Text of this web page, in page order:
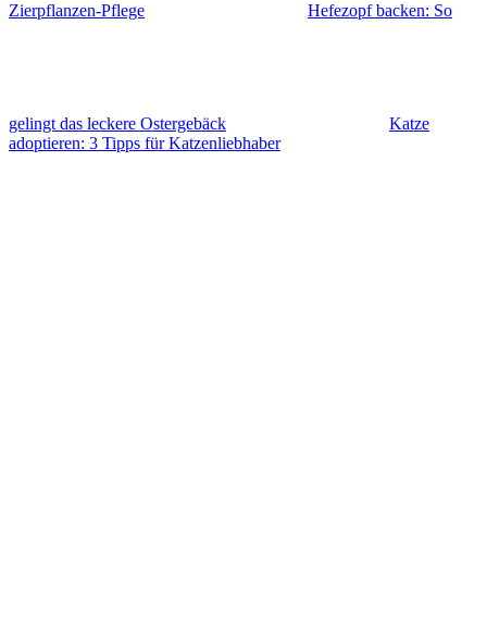
Zierpflanzen-Pflege Hefezopf backen: So
gelingt das leckere Ostergebäck
Katze
adoptieren: 3 Tipps für Katzenliebhaber